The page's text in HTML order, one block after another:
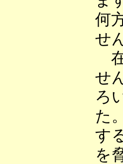
何
せ
せ
ろ
た
す
を